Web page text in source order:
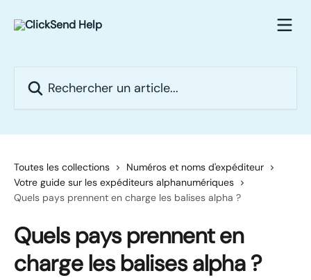
Toutes les collections
Numéros et noms d'expéditeur
Votre guide sur les expéditeurs alphanumériques
Quels pays prennent en charge les balises alpha ?
Quels pays prennent en
charge les balises alpha ?